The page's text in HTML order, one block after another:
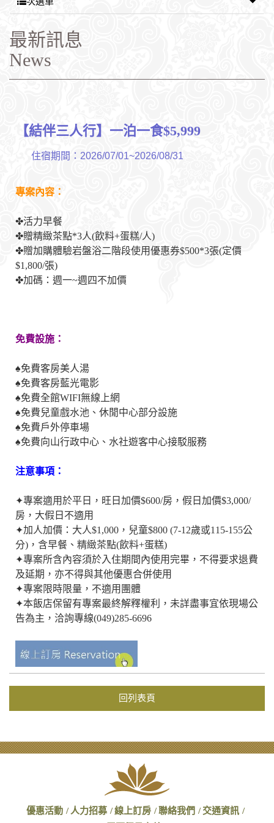
最新訊息
News
【結伴三人行】一泊一食$5,999
住宿期間：2026/07/01~2026/08/31
專案內容：
✤活力早餐
✤贈精緻茶點*3人(飲料+蛋糕/人)
✤贈加購體驗岩盤浴二階段使用優惠券$500*3張(定價
$1,800/張)
✤加碼：週一~週四不加價
免費設施：
♠免費客房美人湯
♠免費客房藍光電影
♠免費全館WIFI無線上網
♠免費兒童戲水池、休閒中心部分設施
♠免費戶外停車場
♠免費向山行政中心、水社遊客中心接駁服務
注意事項：
✦專案適用於平日，旺日加價$600/房，假日加價$3,000/
房，大假日不適用
✦加人加價：大人$1,000，兒童$800 (7-12歲或115-155公
分)，含早餐、 精緻茶點(飲料+蛋糕)
✦專案所含內容須於入住期間內使用完畢，不得要求退費
及延期，亦不得與其他優惠合併使用
✦專案限時限量，不適用團體
✦本飯店保留有專案最終解釋權利，未詳盡事宜依現場公
告為主，洽詢專線(049)285-6696
回列表頁
優惠活動 人力招募 線上訂房 聯絡我們
交通資訊